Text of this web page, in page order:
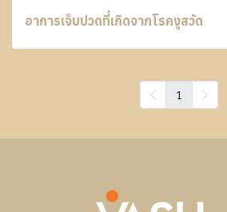
อาการเจ็บปวดที่เกิดจากโรคงูสวัด
1